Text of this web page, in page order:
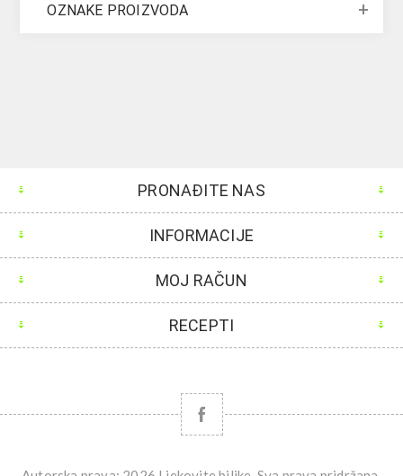
OZNAKE PROIZVODA
PRONAĐITE NAS
INFORMACIJE
MOJ RAČUN
RECEPTI